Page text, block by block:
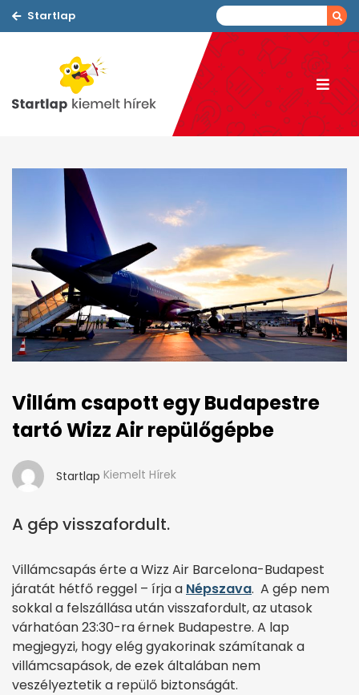
Startlap
Villám csapott egy Budapestre
tartó Wizz Air repülőgépbe
Startlap Kiemelt Hírek
A gép visszafordult.
Villámcsapás érte a Wizz Air Barcelona-Budapest
járatát hétfő reggel – írja a Népszava. A gép nem
sokkal a felszállása után visszafordult, az utasok
várhatóan 23:30-ra érnek Budapestre. A lap
megjegyzi, hogy elég gyakorinak számítanak a
villámcsapások, de ezek általában nem
veszélyeztetik a repülő biztonságát.